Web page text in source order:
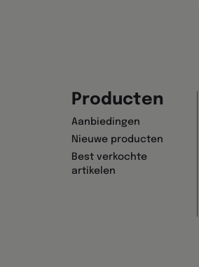
Producten
Aanbiedingen
Nieuwe producten
Best verkochte
artikelen